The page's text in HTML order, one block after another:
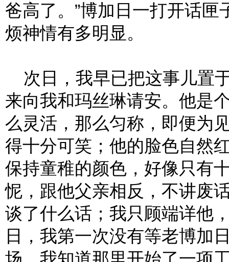
爸高了。”博加日一打开话
烦神情有多明显。
次日，我早已把这事儿置
来向我和玛丝琳请安。他是
么灵活，那么匀称，即便为
得十分可笑；他的脸色自然
保持童稚的颜色，好像只有
怩，跟他父亲相反，不讲废
谈了什么话；我只顾端详他
日，我第一次没有等老博加